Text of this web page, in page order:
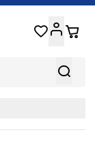

 